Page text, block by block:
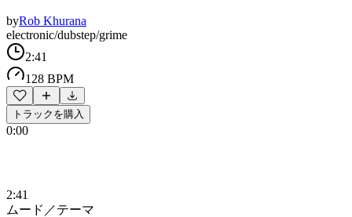
byRob Khurana
electronic/dubstep/grime
2:41
128 BPM
トラックを購入
0:00
2:41
ムード／テーマ